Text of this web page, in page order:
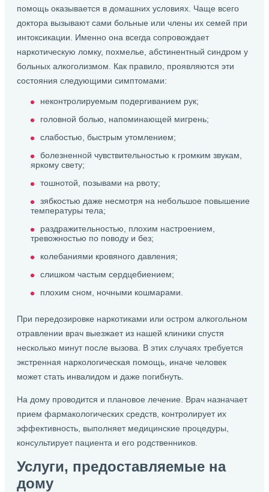
помощь оказывается в домашних условиях. Чаще всего
доктора вызывают сами больные или члены их семей при
интоксикации. Именно она всегда сопровождает
наркотическую ломку, похмелье, абстинентный синдром у
больных алкоголизмом. Как правило, проявляются эти
состояния следующими симптомами:
неконтролируемым подергиванием рук;
головной болью, напоминающей мигрень;
слабостью, быстрым утомлением;
болезненной чувствительностью к громким звукам,
яркому свету;
тошнотой, позывами на рвоту;
зябкостью даже несмотря на небольшое повышение
температуры тела;
раздражительностью, плохим настроением,
тревожностью по поводу и без;
колебаниями кровяного давления;
слишком частым сердцебиением;
плохим сном, ночными кошмарами.
При передозировке наркотиками или остром алкогольном
отравлении врач выезжает из нашей клиники спустя
несколько минут после вызова. В этих случаях требуется
экстренная наркологическая помощь, иначе человек
может стать инвалидом и даже погибнуть.
На дому проводится и плановое лечение. Врач назначает
прием фармакологических средств, контролирует их
эффективность, выполняет медицинские процедуры,
консультирует пациента и его родственников.
Услуги, предоставляемые на
дому